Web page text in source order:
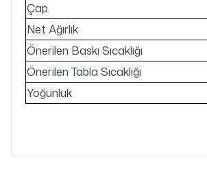
Çap
Net Ağırlık
Önerilen Baskı Sıcaklığı
Önerilen Tabla Sıcaklığı
Yoğunluk